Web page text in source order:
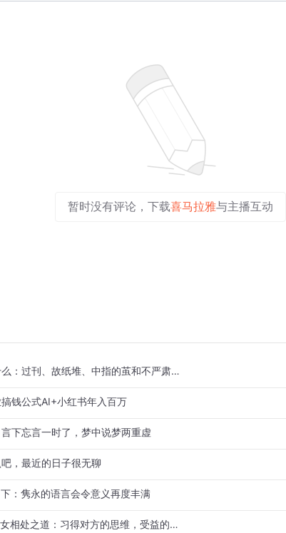
维维维维维
雅、小宇宙、荔枝、苹果播客、QQ音乐、网易云音乐
暂时没有评论，下载喜马拉雅与主播互动
096-旧书房里有什么：过刊、故纸堆、中指的茧和不严肃文学
钱公式AI+小红书年入百万
下忘言一时了，梦中说梦两重虚
，最近的日子很无聊
：隽永的语言会令意义再度丰满
091-从脑科学到男女相处之道：习得对方的思维，受益的不只爱情